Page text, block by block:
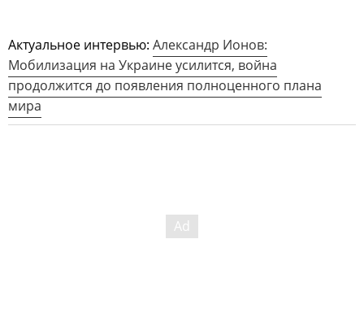
Актуальное интервью: Александр Ионов:
Мобилизация на Украине усилится, война
продолжится до появления полноценного плана
мира